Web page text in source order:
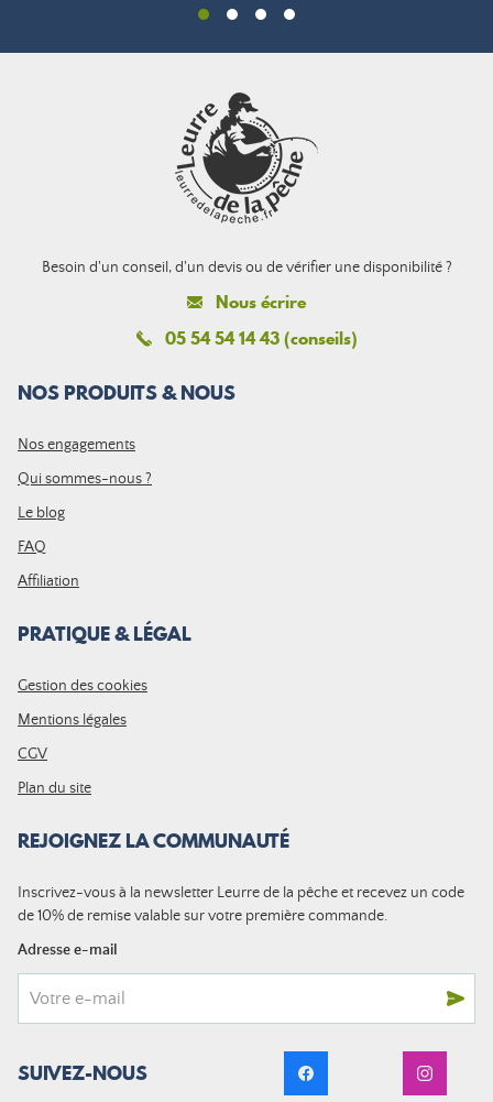
Besoin d'un conseil, d'un devis ou de vérifier une disponibilité ?
Nous écrire
05 54 54 14 43 (conseils)
NOS PRODUITS & NOUS
Nos engagements
Qui sommes-nous ?
Le blog
FAQ
Affiliation
PRATIQUE & LÉGAL
Gestion des cookies
Mentions légales
CGV
Plan du site
REJOIGNEZ LA COMMUNAUTÉ
Inscrivez-vous à la newsletter Leurre de la pêche et recevez un code
de 10% de remise valable sur votre première commande.
Adresse e-mail
SUIVEZ-NOUS